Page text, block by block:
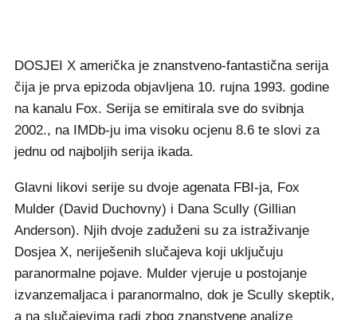
DOSJEI X američka je znanstveno-fantastična serija
čija je prva epizoda objavljena 10. rujna 1993. godine
na kanalu Fox. Serija se emitirala sve do svibnja
2002., na IMDb-ju ima visoku ocjenu 8.6 te slovi za
jednu od najboljih serija ikada.
Glavni likovi serije su dvoje agenata FBI-ja, Fox
Mulder (David Duchovny) i Dana Scully (Gillian
Anderson). Njih dvoje zaduženi su za istraživanje
Dosjea X, neriješenih slučajeva koji uključuju
paranormalne pojave. Mulder vjeruje u postojanje
izvanzemaljaca i paranormalno, dok je Scully skeptik,
a na slučajevima radi zbog znanstvene analize